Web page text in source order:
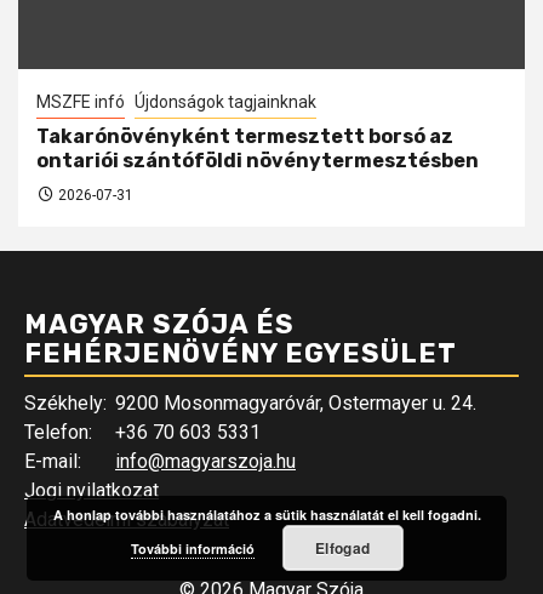
MSZFE infó Újdonságok tagjainknak
Takarónövényként termesztett borsó az
ontariói szántóföldi növénytermesztésben
2026-07-31
MAGYAR SZÓJA ÉS
FEHÉRJENÖVÉNY EGYESÜLET
Székhely: 9200 Mosonmagyaróvár, Ostermayer u. 24.
Telefon:
+36 70 603 5331
E-mail:
info@magyarszoja.hu
Jogi nyilatkozat
Adatvédelmi szabályzat
© 2026 Magyar Szója
A honlap további használatához a sütik használatát el kell fogadni.
További információ
Elfogad